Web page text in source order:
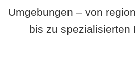
Umgebungen – von
bis zu spezialisierten